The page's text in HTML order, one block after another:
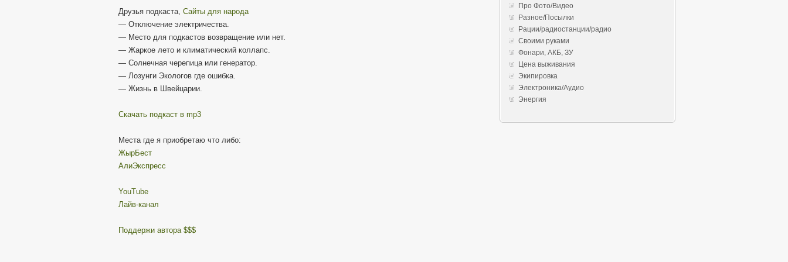
Друзья подкаста, Cайты для народа
— Отключение электричества.
— Место для подкастов возвращение или нет.
— Жаркое лето и климатический коллапс.
— Солнечная черепица или генератор.
— Лозунги Экологов где ошибка.
— Жизнь в Швейцарии.
Скачать подкаст в mp3
Места где я приобретаю что либо:
ЖырБест
АлиЭкспресс
YouTube
Лайв-канал
Поддержи автора $$$
Про Фото/Видео
Разное/Посылки
Рации/радиостанции/радио
Своими руками
Фонари, АКБ, ЗУ
Цена выживания
Экипировка
Электроника/Аудио
Энергия